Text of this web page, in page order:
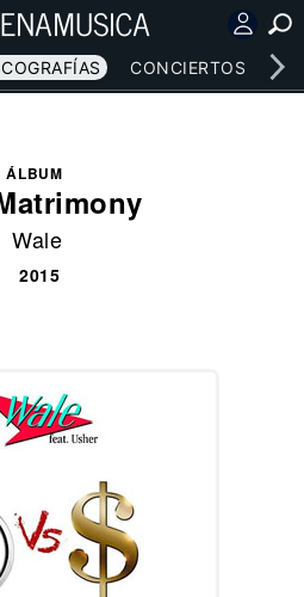
CONCIERTOS
ÁLBUM
Wale
2015